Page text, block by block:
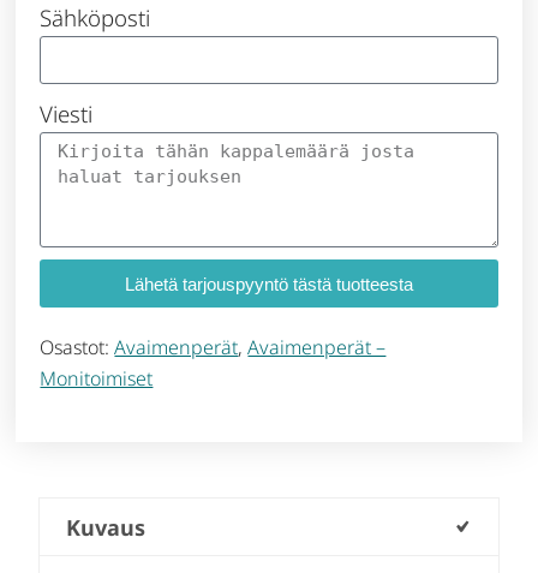
Sähköposti
Viesti
Lähetä tarjouspyyntö tästä tuotteesta
Osastot:Avaimenperät,Avaimenperät –
Monitoimiset
Kuvaus